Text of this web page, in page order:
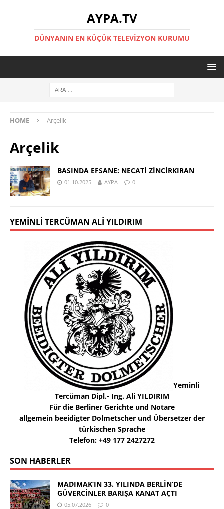
AYPA.TV
DÜNYANIN EN KÜÇÜK TELEVIZYON KURUMU
HOME Arçelik
Arçelik
BASINDA EFSANE: NECATİ ZİNCİRKIRAN
01.10.2025 AYPA 0
YEMINLI TERCÜMAN ALI YILDIRIM
Yeminli
Tercüman Dipl.- Ing. Ali YILDIRIM
Für die Berliner Gerichte und Notare
allgemein beeidigter Dolmetscher und Übersetzer der
türkischen Sprache
Telefon: +49 177 2427272
SON HABERLER
MADIMAK’IN 33. YILINDA BERLİN’DE
GÜVERCİNLER BARIŞA KANAT AÇTI
05.07.2026 0